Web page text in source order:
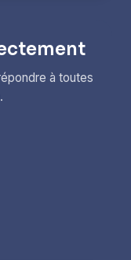
à toutes